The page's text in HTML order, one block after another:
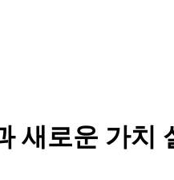
새로운 가치